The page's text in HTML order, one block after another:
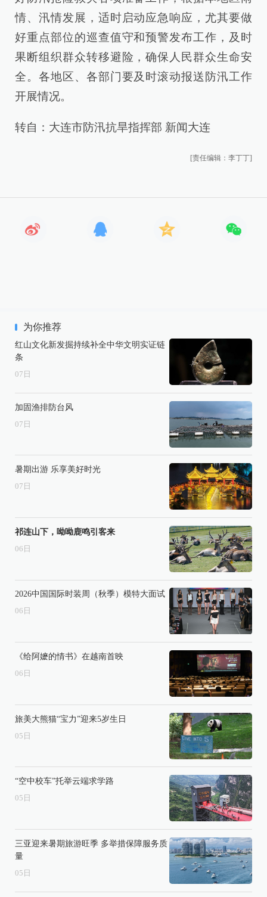
情、汛情发展，适时启动应急响应，尤其要做
好重点部位的巡查值守和预警发布工作，及时
果断组织群众转移避险，确保人民群众生命安
全。各地区、各部门要及时滚动报送防汛工作
开展情况。
转自：大连市防汛抗旱指挥部 新闻大连
[责任编辑：李丁丁]
为你推荐
红山文化新发掘持续补全中华文明实证链
条
07 日
加固渔排防台风
07 日
暑期出游 乐享美好时光
07 日
祁连山下，呦呦鹿鸣引客来
06 日
2026中国国际时装周（秋季）模特大面试
06 日
《给阿嬷的情书》在越南首映
06 日
旅美大熊猫“宝力”迎来5岁生日
05 日
“空中校车”托举云端求学路
05 日
三亚迎来暑期旅游旺季 多举措保障服务质
量
05 日